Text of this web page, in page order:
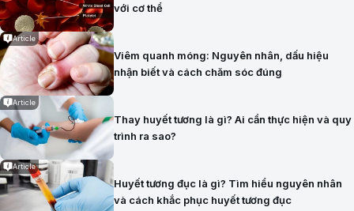
với cơ thể
Article
Viêm quanh móng: Nguyên nhân, dấu hiệu
nhận biết và cách chăm sóc đúng
Article
Thay huyết tương là gì? Ai cần thực hiện và quy
trình ra sao?
Article
Huyết tương đục là gì? Tìm hiểu nguyên nhân
và cách khắc phục huyết tương đục